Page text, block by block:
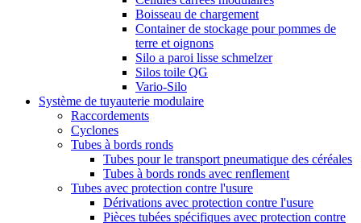
Boisseau de chargement
Container de stockage pour pommes de
terre et oignons
Silo a paroi lisse schmelzer
Silos toile QG
Vario-Silo
Système de tuyauterie modulaire
Raccordements
Cyclones
Tubes à bords ronds
Tubes pour le transport pneumatique des céréales
Tubes à bords ronds avec renflement
Tubes avec protection contre l'usure
Dérivations avec protection contre l'usure
Pièces tubées spécifiques avec protection contre